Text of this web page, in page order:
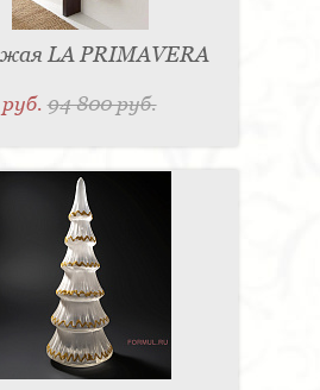
LA PRIMAVERA
руб.94 800 руб.